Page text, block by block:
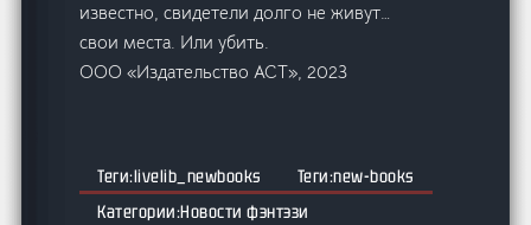
известно, свидетели долго не живут…
свои места. Или убить.
ООО «Издательство АСТ», 2023
livelib_newbooks
new-books
Новости фэнтэзи